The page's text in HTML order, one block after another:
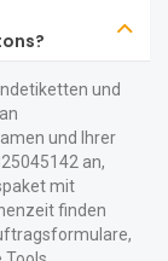
und
und Ihrer
an,
mit
finden